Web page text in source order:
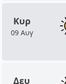
Κυρ
09 Αυγ
Δευ